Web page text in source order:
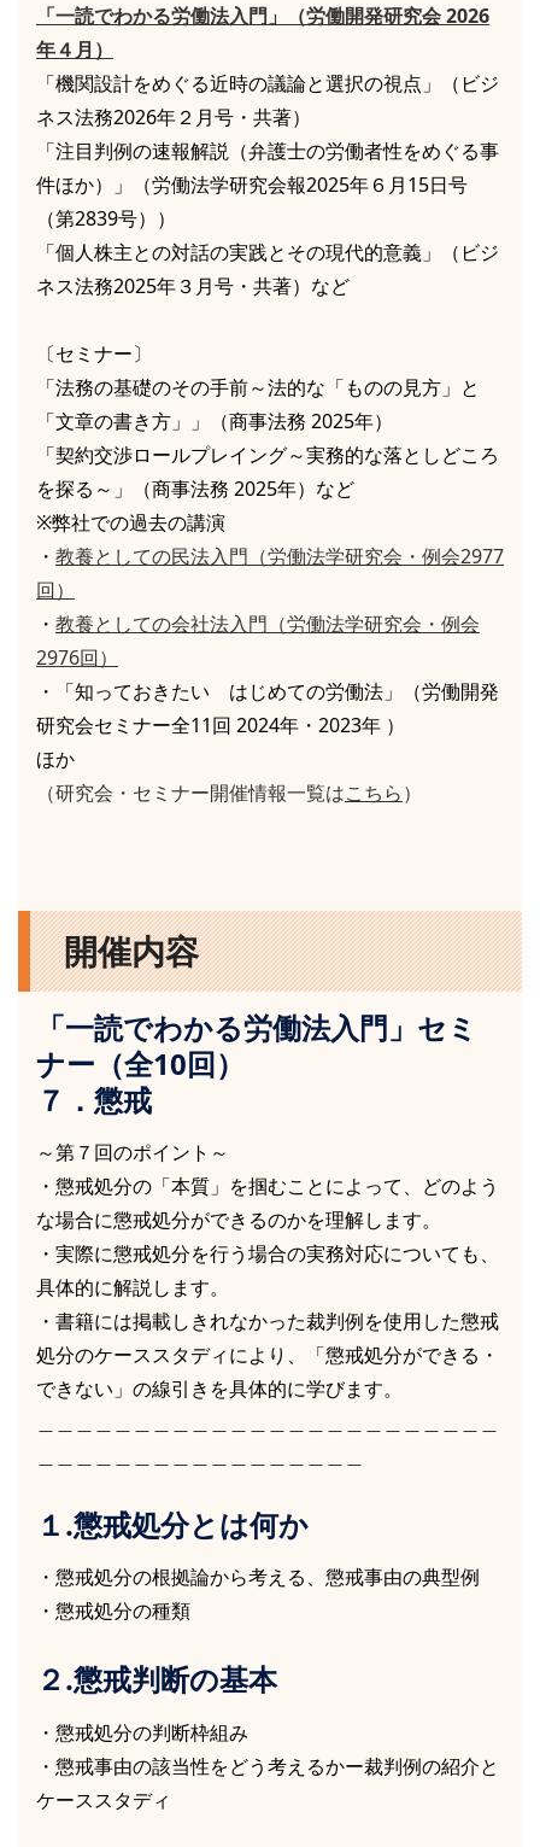
「一読でわかる労働法入門」（労働開発研究会 2026
年４月）
「機関設計をめぐる近時の議論と選択の視点」（ビジ
ネス法務2026年２月号・共著）
「注目判例の速報解説（弁護士の労働者性をめぐる事
件ほか）」（労働法学研究会報2025年６月15日号
（第2839号））
「個人株主との対話の実践とその現代的意義」（ビジ
ネス法務2025年３月号・共著）など
〔セミナー〕
「法務の基礎のその手前～法的な「ものの見方」と
「文章の書き方」」（商事法務 2025年）
「契約交渉ロールプレイング～実務的な落としどころ
を探る～」（商事法務 2025年）など
※弊社での過去の講演
・ 教養としての民法入門（労働法学研究会・例会2977
回）
・ 教養としての会社法入門（労働法学研究会・例会
2976回）
・「知っておきたい はじめての労働法」（労働開発
研究会セミナー全11回 2024年・2023年 ）
ほか
（研究会・セミナー開催情報一覧はこちら）
開催内容
「一読でわかる労働法入門」セミ
ナー（全10回）
７．懲戒
～第７回のポイント～
・懲戒処分の「本質」を掴むことによって、どのよう
な場合に懲戒処分ができるのかを理解します。
・実際に懲戒処分を行う場合の実務対応についても、
具体的に解説します。
・書籍には掲載しきれなかった裁判例を使用した懲戒
処分のケーススタディにより、「懲戒処分ができる・
できない」の線引きを具体的に学びます。
１.懲戒処分とは何か
・懲戒処分の根拠論から考える、懲戒事由の典型例
・懲戒処分の種類
２.懲戒判断の基本
・懲戒処分の判断枠組み
・懲戒事由の該当性をどう考えるかー裁判例の紹介と
ケーススタディ